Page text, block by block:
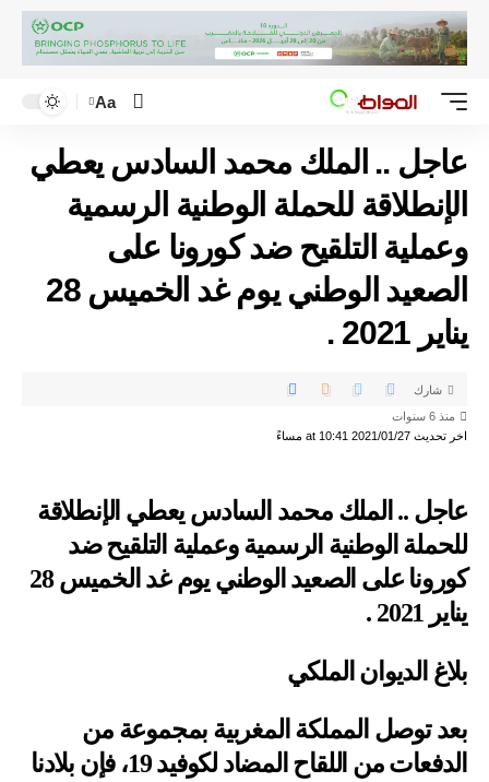
Aa
عاجل .. الملك محمد السادس يعطي
الإنطلاقة للحملة الوطنية الرسمية
وعملية التلقيح ضد كورونا على
الصعيد الوطني يوم غد الخميس 28
يناير 2021 .
اخر تحديث 2021/01/27 at 10:41 مساءً
منذ 6 سنوات
شارك
عاجل .. الملك محمد السادس يعطي الإنطلاقة
للحملة الوطنية الرسمية وعملية التلقيح ضد
كورونا على الصعيد الوطني يوم غد الخميس 28
يناير 2021 .
بلاغ الديوان الملكي
بعد توصل المملكة المغربية بمجموعة من
الدفعات من اللقاح المضاد لكوفيد 19، فإن بلادنا